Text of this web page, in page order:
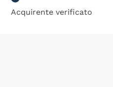
Acquirente verificato